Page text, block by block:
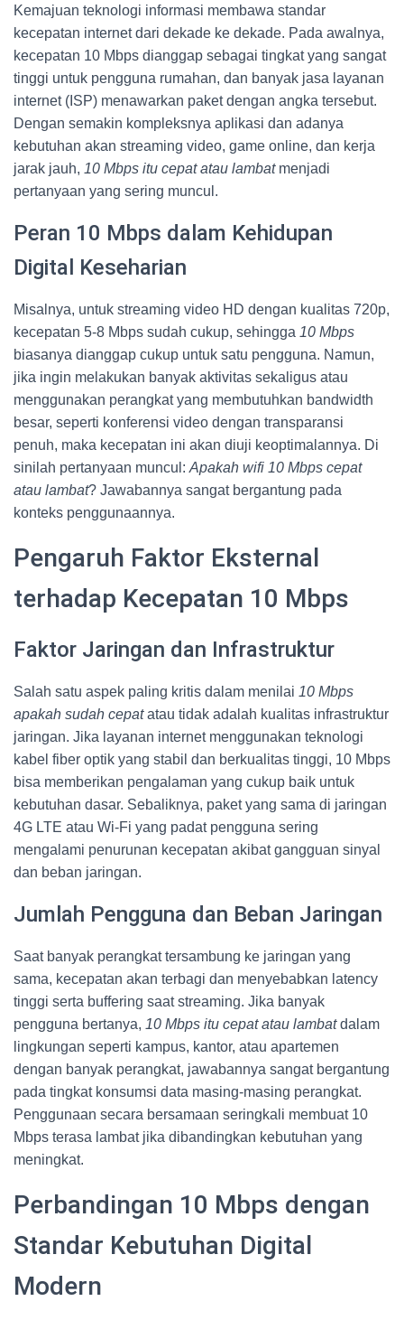
Kemajuan teknologi informasi membawa standar
kecepatan internet dari dekade ke dekade. Pada awalnya,
kecepatan 10 Mbps dianggap sebagai tingkat yang sangat
tinggi untuk pengguna rumahan, dan banyak jasa layanan
internet (ISP) menawarkan paket dengan angka tersebut.
Dengan semakin kompleksnya aplikasi dan adanya
kebutuhan akan streaming video, game online, dan kerja
jarak jauh, 10 Mbps itu cepat atau lambatmenjadi
pertanyaan yang sering muncul.
Peran 10 Mbps dalam Kehidupan
Digital Keseharian
Misalnya, untuk streaming video HD dengan kualitas 720p,
kecepatan 5-8 Mbps sudah cukup, sehingga 10 Mbps
biasanya dianggap cukup untuk satu pengguna. Namun,
jika ingin melakukan banyak aktivitas sekaligus atau
menggunakan perangkat yang membutuhkan bandwidth
besar, seperti konferensi video dengan transparansi
penuh, maka kecepatan ini akan diuji keoptimalannya. Di
sinilah pertanyaan muncul: Apakah wifi 10 Mbps cepat
atau lambat? Jawabannya sangat bergantung pada
konteks penggunaannya.
Pengaruh Faktor Eksternal
terhadap Kecepatan 10 Mbps
Faktor Jaringan dan Infrastruktur
Salah satu aspek paling kritis dalam menilai 10 Mbps
apakah sudah cepatatau tidak adalah kualitas infrastruktur
jaringan. Jika layanan internet menggunakan teknologi
kabel fiber optik yang stabil dan berkualitas tinggi, 10 Mbps
bisa memberikan pengalaman yang cukup baik untuk
kebutuhan dasar. Sebaliknya, paket yang sama di jaringan
4G LTE atau Wi-Fi yang padat pengguna sering
mengalami penurunan kecepatan akibat gangguan sinyal
dan beban jaringan.
Jumlah Pengguna dan Beban Jaringan
Saat banyak perangkat tersambung ke jaringan yang
sama, kecepatan akan terbagi dan menyebabkan latency
tinggi serta buffering saat streaming. Jika banyak
pengguna bertanya, 10 Mbps itu cepat atau lambatdalam
lingkungan seperti kampus, kantor, atau apartemen
dengan banyak perangkat, jawabannya sangat bergantung
pada tingkat konsumsi data masing-masing perangkat.
Penggunaan secara bersamaan seringkali membuat 10
Mbps terasa lambat jika dibandingkan kebutuhan yang
meningkat.
Perbandingan 10 Mbps dengan
Standar Kebutuhan Digital
Modern